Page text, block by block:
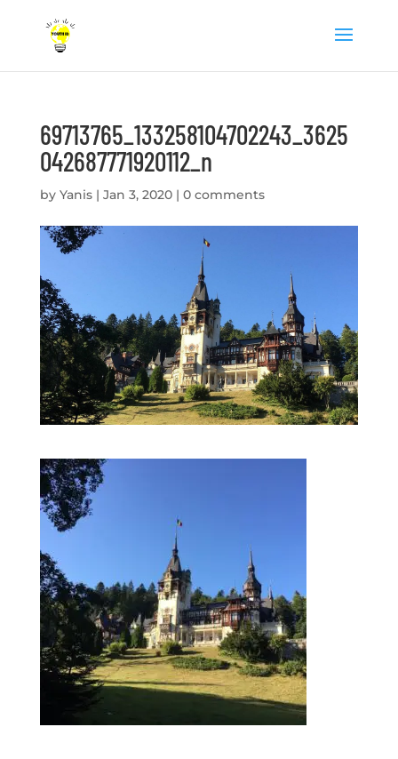
69713765_133258104702243_3625
042687771920112_n
by Yanis| Jan 3, 2020| 0 comments